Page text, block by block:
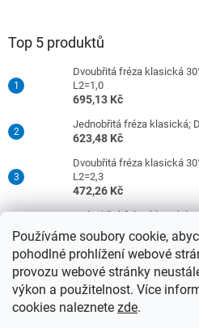
Používáme soubory cookie,
pohodlné prohlížení webové
provozu webové stránky
výkon a použitelnost. Více
cookies naleznete zde.
Top 5 produktů
Dvoubřitá fréza klasická
L2=1,0
695,13 Kč
Jednobřitá fréza klasická;
623,48 Kč
Dvoubřitá fréza klasická
L2=2,3
472,26 Kč
Jednobřitá fréza klasická;
421,26 Kč
Dvoubřitá fréza klasická
L2=9,0
472,26 Kč